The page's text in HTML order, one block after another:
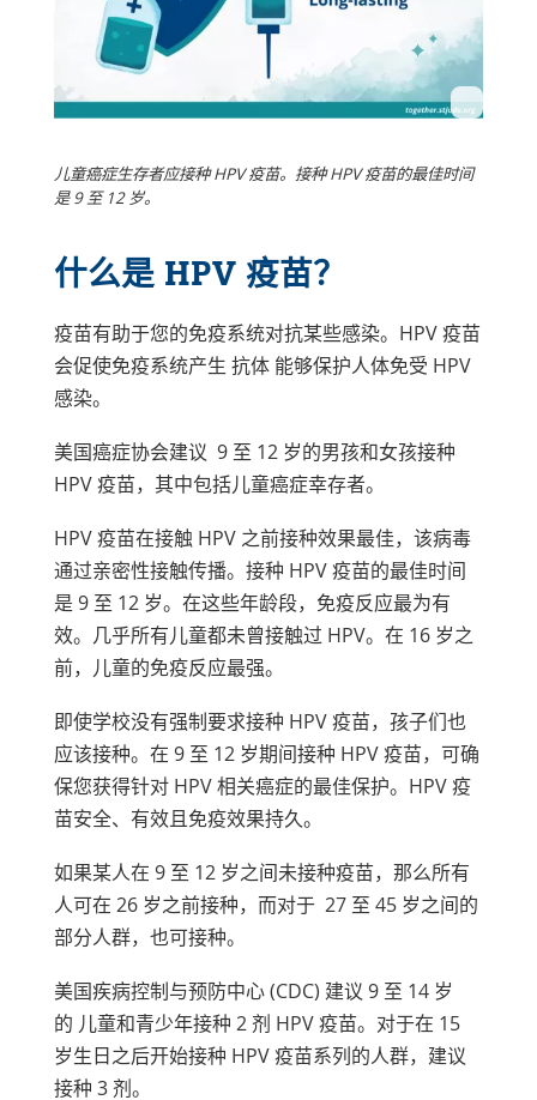
儿童癌症生存者应接种 HPV 疫苗。接种 HPV 疫苗的最佳时间
是 9 至 12 岁。
什么是 HPV 疫苗？
疫苗有助于您的免疫系统对抗某些感染。HPV 疫苗
会促使免疫系统产生 抗体能够保护人体免受 HPV
感染。
美国癌症协会建议 9 至 12 岁的男孩和女孩接种
HPV 疫苗，其中包括儿童癌症幸存者。
HPV 疫苗在接触 HPV 之前接种效果最佳，该病毒
通过亲密性接触传播。接种 HPV 疫苗的最佳时间
是 9 至 12 岁。在这些年龄段，免疫反应最为有
效。几乎所有儿童都未曾接触过 HPV。在 16 岁之
前，儿童的免疫反应最强。
即使学校没有强制要求接种 HPV 疫苗，孩子们也
应该接种。在 9 至 12 岁期间接种 HPV 疫苗，可确
保您获得针对 HPV 相关癌症的最佳保护。HPV 疫
苗安全、有效且免疫效果持久。
如果某人在 9 至 12 岁之间未接种疫苗，那么所有
人可在 26 岁之前接种，而对于 27 至 45 岁之间的
部分人群，也可接种。
美国疾病控制与预防中心 (CDC) 建议 9 至 14 岁
的 儿童和青少年接种 2 剂 HPV 疫苗。对于在 15
岁生日之后开始接种 HPV 疫苗系列的人群，建议
接种 3 剂。